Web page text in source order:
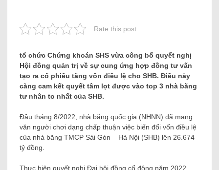
Rate this post
tổ chức Chứng khoán SHS vừa công bố quyết nghị
Hội đồng quản trị về sự cung ứng hợp đồng tư vấn
tạo ra cổ phiếu tăng vốn điều lệ cho SHB. Điều này
càng cam kết quyết tâm lọt được vào top 3 nhà băng
tư nhân to nhất của SHB.
Đầu tháng 8/2022, nhà băng quốc gia (NHNN) đã mang
văn người chơi dạng chấp thuận việc biến đổi vốn điều lệ
của nhà băng TMCP Sài Gòn – Hà Nội (SHB) lên 26.674
tỷ đồng.
Thực hiện quyết nghị Đại hội đồng cổ đông năm 2022,